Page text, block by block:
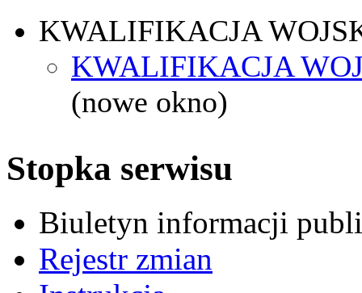
KWALIFIKACJA
KWALIFIKACJA
(nowe okno)
Stopka serwisu
Biuletyn informacji
Rejestr zmian